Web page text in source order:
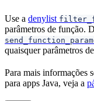
Use a denylist
parâmetros de função.
quaisquer parâmetros
Para mais informações
para apps Java, veja a